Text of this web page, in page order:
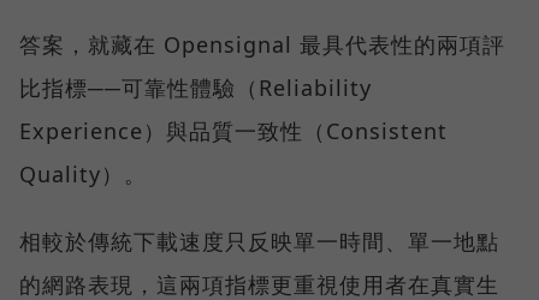
答案，就藏在 Opensignal 最具代表性的兩項評
比指標──可靠性體驗（Reliability
Experience）與品質一致性（Consistent
Quality）。
相較於傳統下載速度只反映單一時間、單一地點
的網路表現，這兩項指標更重視使用者在真實生